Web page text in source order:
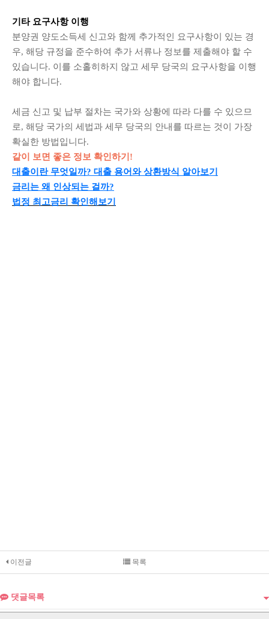
기타 요구사항 이행
분양권 양도소득세 신고와 함께 추가적인 요구사항이 있는 경
우, 해당 규정을 준수하여 추가 서류나 정보를 제출해야 할 수
있습니다. 이를 소홀히하지 않고 세무 당국의 요구사항을 이행
해야 합니다.
세금 신고 및 납부 절차는 국가와 상황에 따라 다를 수 있으므
로, 해당 국가의 세법과 세무 당국의 안내를 따르는 것이 가장
확실한 방법입니다.
같이 보면 좋은 정보 확인하기!
대출이란 무엇일까? 대출 용어와 상환방식 알아보기
금리는 왜 인상되는 걸까?
법정 최고금리 확인해보기
이전글 목록
댓글목록